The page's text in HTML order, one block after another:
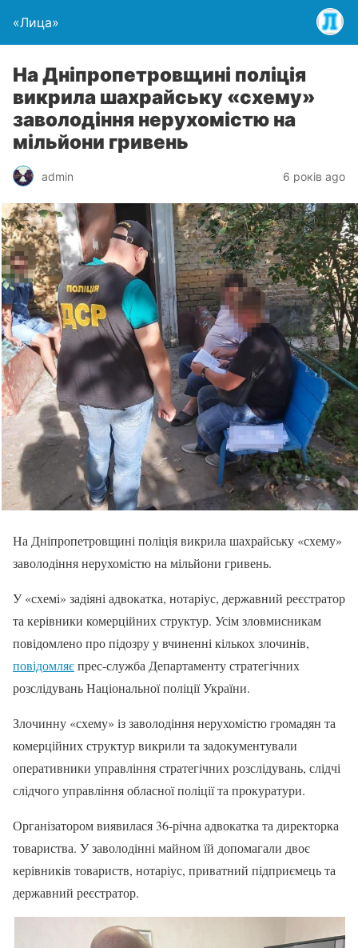
«Лица»
На Дніпропетровщині поліція
викрила шахрайську «схему»
заволодіння нерухомістю на
мільйони гривень
admin 6 років ago
На Дніпропетровщині поліція викрила шахрайську «схему»
заволодіння нерухомістю на мільйони гривень.
У «схемі» задіяні адвокатка, нотаріус, державний реєстратор
та керівники комерційних структур. Усім зловмисникам
повідомлено про підозру у вчиненні кількох злочинів,
повідомляєпрес-служба Департаменту стратегічних
розслідувань Національної поліції України.
Злочинну «схему» із заволодіння нерухомістю громадян та
комерційних структур викрили та задокументували
оперативники управління стратегічних розслідувань, слідчі
слідчого управління обласної поліції та прокуратури.
Організатором виявилася 36-річна адвокатка та директорка
товариства. У заволодінні майном їй допомагали двоє
керівників товариств, нотаріус, приватний підприємець та
державний реєстратор.